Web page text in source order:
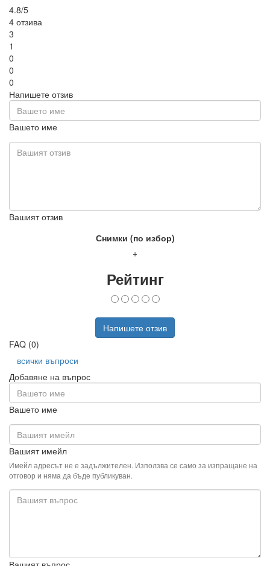
4.8/5
4 отзива
3
1
0
0
0
Напишете отзив
Вашето име
Вашият отзив
Снимки (по избор)
+
Рейтинг
Напишете отзив
FAQ (0)
всички въпроси
Добавяне на въпрос
Вашето име
Вашият имейл
Имейл адресът не е задължителен. Използва се само за изпращане на
отговор и няма да бъде публикуван.